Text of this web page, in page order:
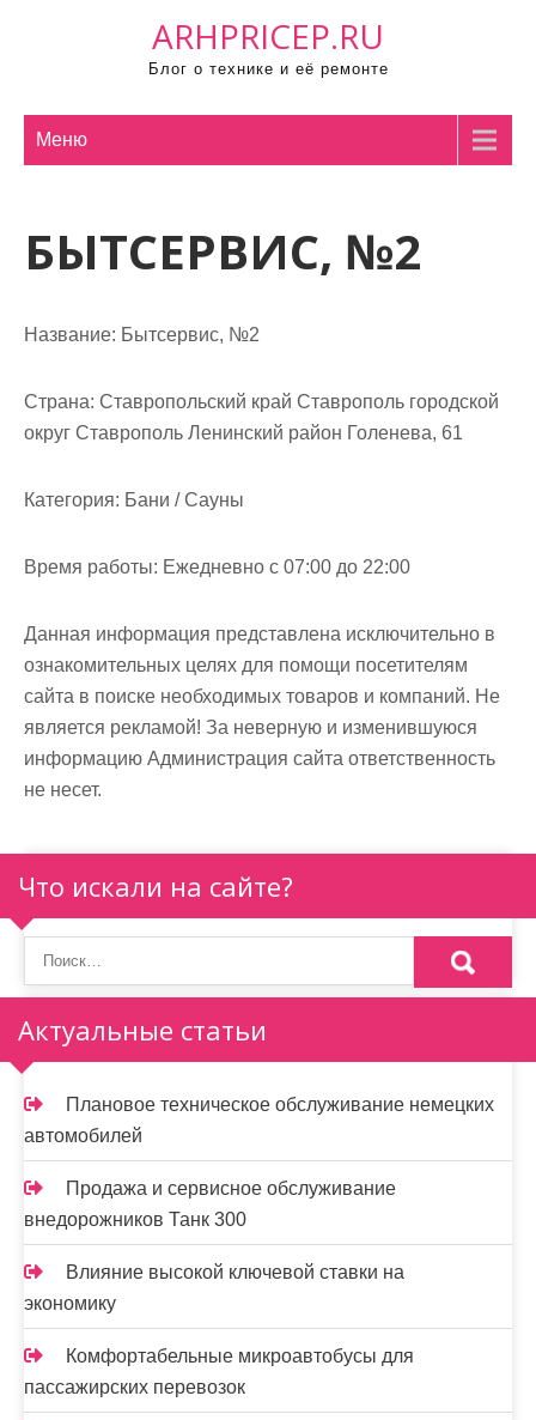
ARHPRICEP.RU
Блог о технике и её ремонте
Меню
БЫТСЕРВИС, №2
Название: Бытсервис, №2
Страна: Ставропольский край Ставрополь городской
округ Ставрополь Ленинский район Голенева, 61
Категория: Бани / Сауны
Время работы: Ежедневно с 07:00 до 22:00
Данная информация представлена исключительно в
ознакомительных целях для помощи посетителям
сайта в поиске необходимых товаров и компаний. Не
является рекламой! За неверную и изменившуюся
информацию Администрация сайта ответственность
не несет.
Что искали на сайте?
Актуальные статьи
Плановое техническое обслуживание немецких
автомобилей
Продажа и сервисное обслуживание
внедорожников Танк 300
Влияние высокой ключевой ставки на
экономику
Комфортабельные микроавтобусы для
пассажирских перевозок